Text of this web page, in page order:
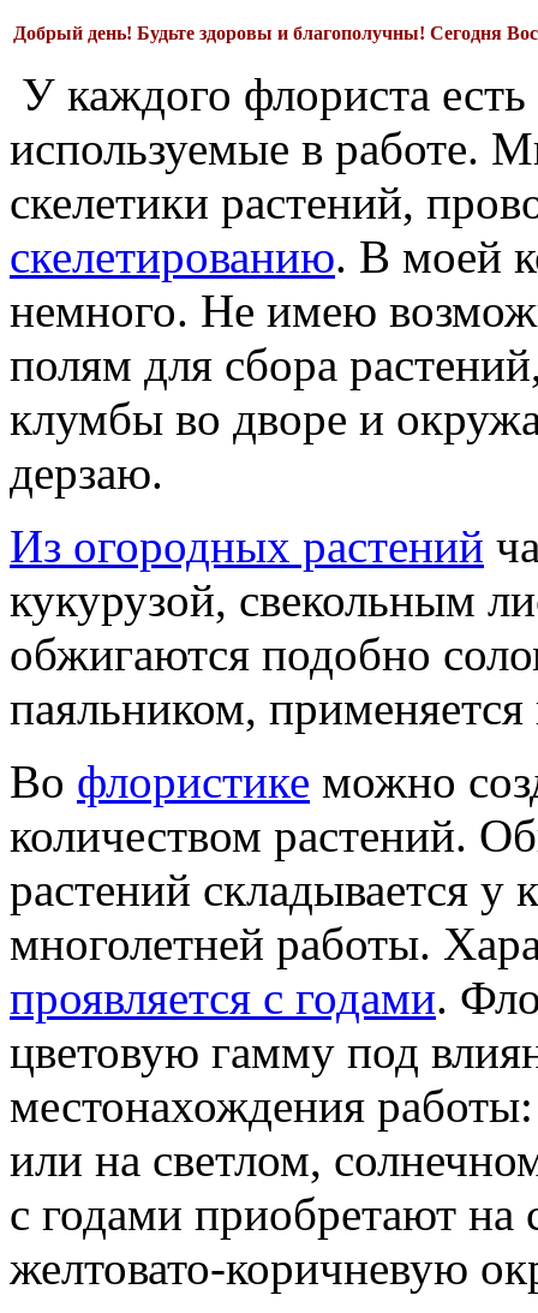
Добрый день! Будьте здоровы и благополучны! Сегодня
У каждого флориста есть
используемые в работе.
скелетики растений,
скелетированию. В моей
немного. Не имею
полям для сбора
клумбы во дворе и
дерзаю.
Из огородных растений
кукурузой, свекольным
обжигаются подобно
паяльником,
Во флористике можно
количеством растений.
растений складывается у
многолетней работы.
проявляется с годами.
цветовую гамму под
местонахождения
или на светлом,
с годами приобретают на
желтовато-коричневую